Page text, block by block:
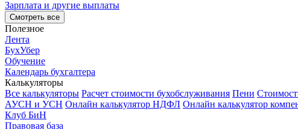
Зарплата и другие выплаты
Смотреть все
Полезное
Лента
БухУбер
Обучение
Календарь бухгалтера
Калькуляторы
Все калькуляторы Расчет стоимости бухобслуживания Пени
АУСН и УСН Онлайн калькулятор НДФЛ Онлайн калькулятор
Клуб БиН
Правовая база